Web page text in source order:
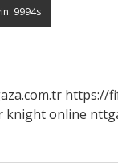
https://
knight online